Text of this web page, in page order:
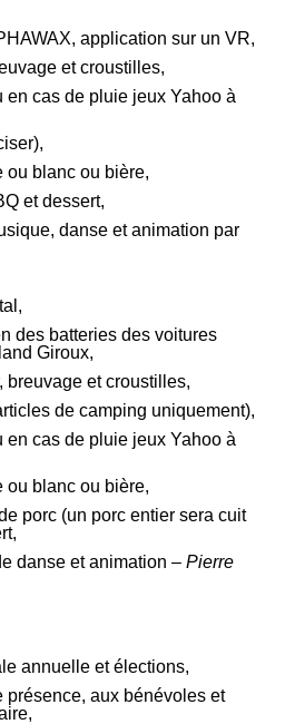
application sur un VR,
et croustilles,
en cas de pluie jeux Yahoo à
ou blanc ou bière,
et dessert,
danse et animation par
des batteries des voitures
Giroux,
breuvage et croustilles,
de camping uniquement),
en cas de pluie jeux Yahoo à
ou blanc ou bière,
porc (un porc entier sera cuit
danse et animation – Pierre
annuelle et élections,
présence, aux bénévoles et